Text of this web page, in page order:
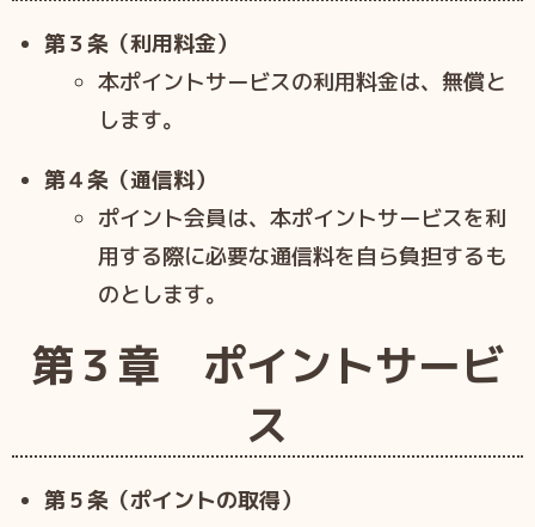
第３条（利用料金）
本ポイントサービスの利⽤料⾦は、無償と
します。
第４条（通信料）
ポイント会員は、本ポイントサービスを利
⽤する際に必要な通信料を⾃ら負担するも
のとします。
第３章 ポイントサービ
ス
第５条（ポイントの取得）